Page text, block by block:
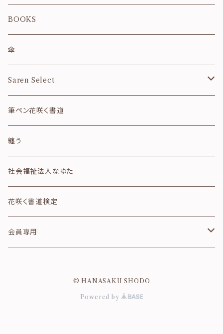
夏
秋
冬
和風月名
干支
四字熟語
詩のカード
想いのカード
雑貨のセット
カレンダー
御朱印帳
ご祝儀袋
便箋・封筒
クリアファイル
ガラス箸置き
テープ・シール
BOOKS
傘
Saren Select
フレーム
その他
筆ペン花咲く書道
纏う
社会福祉法人なゆた
花咲く書道検定
会員専用
© HANASAKU SHODO
Powered by